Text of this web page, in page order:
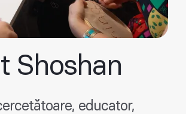
Shoshan
educator,